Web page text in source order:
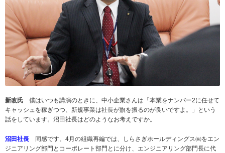
新改氏 僕はいつも講演のときに、中小企業さんは「本業をナンバー2に任せて
キャッシュを稼ぎつつ、新規事業は社長が旗を振るのが良いですよ。」という
話をしています。沼田社長はどのようなお考えですか。
沼田社長 同感です。4月の組織再編では、しらさぎホールディングス㈱をエン
ジニアリング部門とコーポレート部門とに分け、エンジニアリング部門長に代